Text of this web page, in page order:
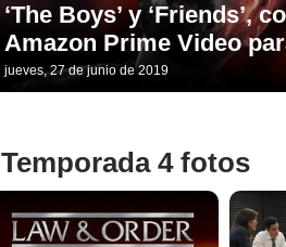
‘The Boys’ y ‘Friends’,
Amazon Prime Video
jueves, 27 de junio de 2019
Temporada 4 fotos